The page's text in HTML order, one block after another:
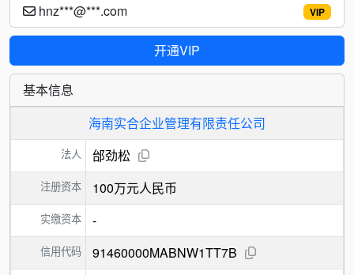
VIP
hnz***@***.com
开通VIP
基本信息
海南实合企业管理有限责任公司
法人 邰劲松
注册资本 100万元人民币
实缴资本 -
信用代码 91460000MABNW1TT7B